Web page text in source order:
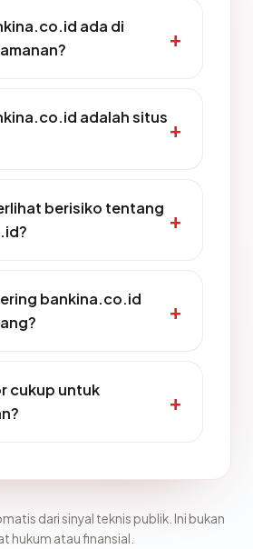
ada di
adalah situs
berisiko tentang
bankina.co.id
cukup untuk
dari sinyal teknis publik. Ini bukan
hukum atau finansial.